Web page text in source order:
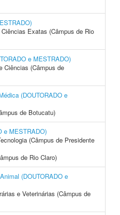
Exatas (Câmpus de Rio
e MESTRADO)
Ciências (Câmpus de
(DOUTORADO e
de Botucatu)
e MESTRADO)
(Câmpus de Presidente
de Rio Claro)
(DOUTORADO e
e Veterinárias (Câmpus de